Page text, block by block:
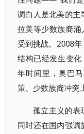
调白人是北美的主
拉美等少数族裔涌
受到挑战。2008
结构已经发生变
年时间里，奥巴
策、少数族裔冲突
孤立主义的表
同时还在国内强